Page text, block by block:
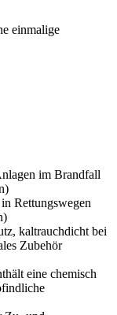
einmalige
im Brandfall
Rettungswegen
kaltrauchdicht bei
Zubehör
eine chemisch